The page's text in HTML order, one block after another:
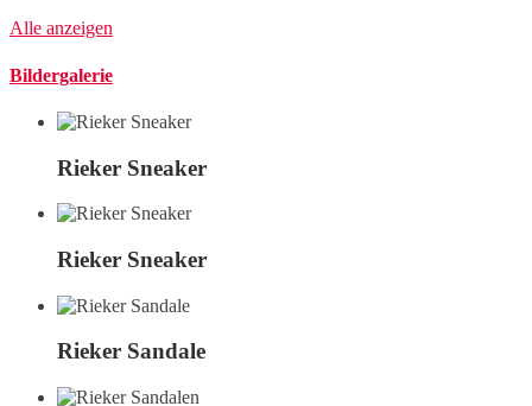
Alle anzeigen
Bildergalerie
Rieker Sneaker
Rieker Sneaker
Rieker Sandale